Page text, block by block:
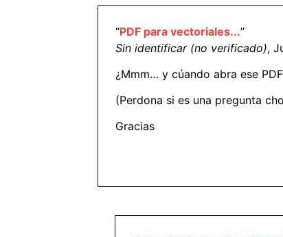
“PDF para vectoriales...”
Sin identificar (no verificado),
¿Mmm… y cúando abra ese
(Perdona si es una pregunta
Gracias